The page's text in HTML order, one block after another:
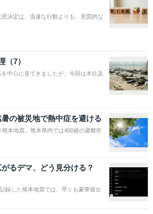
決定は、迅速な行動よりも、意図的な
7）
中心に見てきましたが、今回は本社及
の被災地で熱中症を避ける
本地震。熊本県内では400超の避難所
るデマ、どう見分ける？
録した熊本地震では、早くも豪華寝台